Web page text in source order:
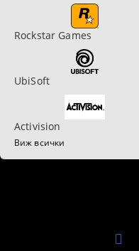
Rockstar Games
UbiSoft
Activision
Виж всички